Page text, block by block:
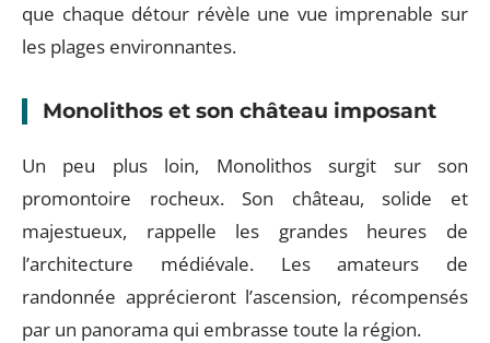
que chaque détour révèle une vue imprenable sur
les plages environnantes.
Monolithos et son château imposant
Un peu plus loin, Monolithos surgit sur son
promontoire rocheux. Son château, solide et
majestueux, rappelle les grandes heures de
l’architecture médiévale. Les amateurs de
randonnée apprécieront l’ascension, récompensés
par un panorama qui embrasse toute la région.